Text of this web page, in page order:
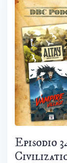
Episodio